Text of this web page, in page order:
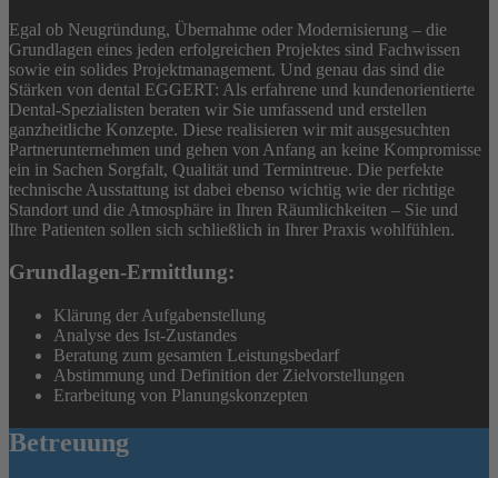
Egal ob Neugründung, Übernahme oder Modernisierung – die
Grundlagen eines jeden erfolgreichen Projektes sind Fachwissen
sowie ein solides Projektmanagement. Und genau das sind die
Stärken von dental EGGERT: Als erfahrene und kundenorientierte
Dental-Spezialisten beraten wir Sie umfassend und erstellen
ganzheitliche Konzepte. Diese realisieren wir mit ausgesuchten
Partnerunternehmen und gehen von Anfang an keine Kompromisse
ein in Sachen Sorgfalt, Qualität und Termintreue. Die perfekte
technische Ausstattung ist dabei ebenso wichtig wie der richtige
Standort und die Atmosphäre in Ihren Räumlichkeiten – Sie und
Ihre Patienten sollen sich schließlich in Ihrer Praxis wohlfühlen.
Grundlagen-Ermittlung:
Klärung der Aufgabenstellung
Analyse des Ist-Zustandes
Beratung zum gesamten Leistungsbedarf
Abstimmung und Definition der Zielvorstellungen
Erarbeitung von Planungskonzepten
Betreuung